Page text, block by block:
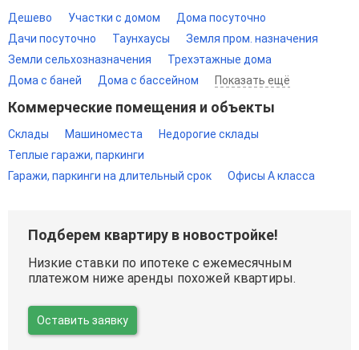
Дешево Участки с домом
Дома посуточно
Дачи посуточно
Таунхаусы
Земля пром. назначения
Земли сельхозназначения
Трехэтажные дома
Дома с баней
Дома с бассейном Показать ещё
Коммерческие помещения и объекты
Склады Машиноместа
Недорогие склады
Теплые гаражи, паркинги
Гаражи, паркинги на длительный срок
Офисы A класса
Подберем квартиру в новостройке!
Низкие ставки по ипотеке с ежемесячным
платежом ниже аренды похожей квартиры.
Оставить заявку